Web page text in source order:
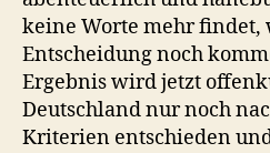
keine Worte mehr findet,
Entscheidung noch
Ergebnis wird jetzt
Deutschland nur noch
Kriterien entschieden